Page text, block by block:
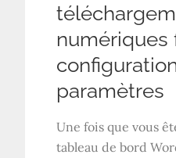
numériques
paramètres
Une fois que vous
tableau de bord